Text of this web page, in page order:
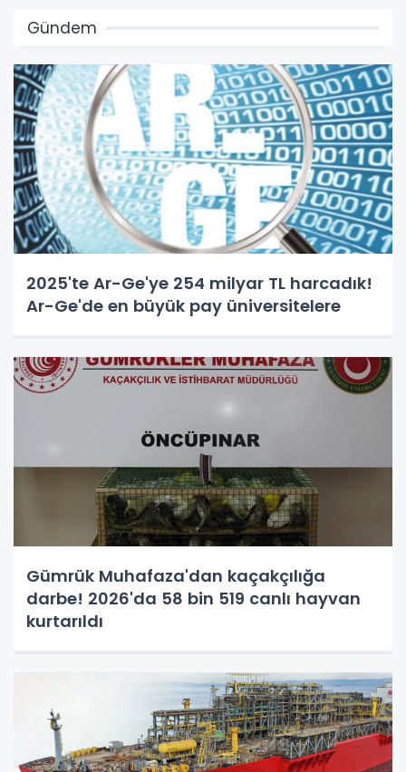
Gündem
2025'te Ar-Ge'ye 254 milyar TL harcadık!
Ar-Ge'de en büyük pay üniversitelere
Gümrük Muhafaza'dan kaçakçılığa
darbe! 2026'da 58 bin 519 canlı hayvan
kurtarıldı